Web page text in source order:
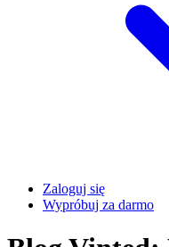
Zaloguj się
Wypróbuj za darmo